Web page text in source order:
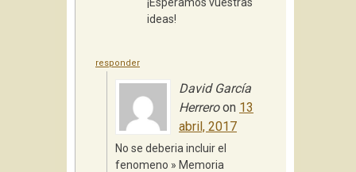
ideas!
responder
David García
Herreroon 13
abril, 2017
No se deberia incluir el
fenomeno » Memoria